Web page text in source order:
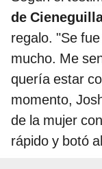
de
regalo. "Se
mucho. Me
quería estar
momento,
de la mujer
rápido y botó